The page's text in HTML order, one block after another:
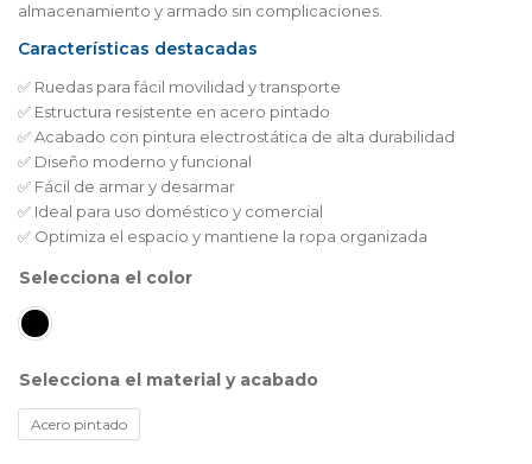
almacenamiento y armado sin complicaciones.
Características destacadas
✅ Ruedas para fácil movilidad y transporte
✅ Estructura resistente en acero pintado
✅ Acabado con pintura electrostática de alta durabilidad
✅ Diseño moderno y funcional
✅ Fácil de armar y desarmar
✅ Ideal para uso doméstico y comercial
✅ Optimiza el espacio y mantiene la ropa organizada
color
material y acabado
Acero pintado